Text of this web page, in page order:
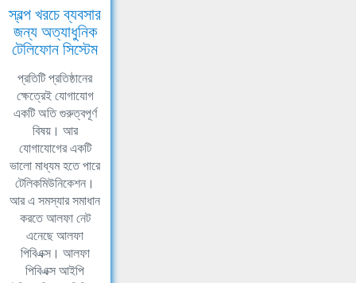
স্বল্প খরচে ব্যবসার
জন্য অত্যাধুনিক
টেলিফোন সিস্টেম
প্রতিটি প্রতিষ্ঠানের
ক্ষেত্রেই যোগাযোগ
একটি অতি গুরুত্বপূর্ণ
বিষয়। আর
যোগাযোগের একটি
ভালো মাধ্যম হতে পারে
টেলিকমিউনিকেশন।
আর এ সমস্যার সমাধান
করতে আলফা নেট
এনেছে আলফা
পিবিএক্স। আলফা
পিবিএক্স আইপি